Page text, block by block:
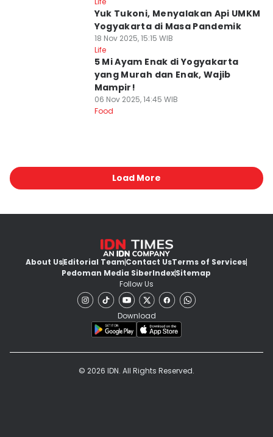
Yuk Tukoni, Menyalakan Api UMKM
Yogyakarta di Masa Pandemik
18 Nov 2025, 15:15 WIB
Life
5 Mi Ayam Enak di Yogyakarta
yang Murah dan Enak, Wajib
Mampir!
06 Nov 2025, 14:45 WIB
Food
Load More
About UsEditorial TeamContact UsTerms of Services
Pedoman Media SiberIndexSitemap
Follow Us
Download
© 2026 IDN. All Rights Reserved.